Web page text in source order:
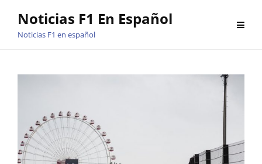
Noticias F1 En Español
Noticias F1 en español